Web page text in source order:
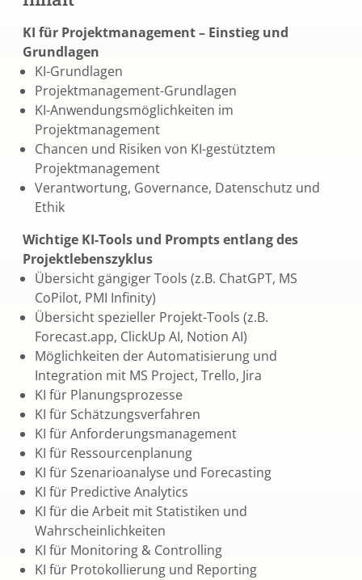
KI für Projektmanagement – Einstieg und
Grundlagen
KI-Grundlagen
Projektmanagement-Grundlagen
KI-Anwendungsmöglichkeiten im
Projektmanagement
Chancen und Risiken von KI-gestütztem
Projektmanagement
Verantwortung, Governance, Datenschutz und
Ethik
Wichtige KI-Tools und Prompts entlang des
Projektlebenszyklus
Übersicht gängiger Tools (z.B. ChatGPT, MS
CoPilot, PMI Infinity)
Übersicht spezieller Projekt-Tools (z.B.
Forecast.app, ClickUp AI, Notion AI)
Möglichkeiten der Automatisierung und
Integration mit MS Project, Trello, Jira
KI für Planungsprozesse
KI für Schätzungsverfahren
KI für Anforderungsmanagement
KI für Ressourcenplanung
KI für Szenarioanalyse und Forecasting
KI für Predictive Analytics
KI für die Arbeit mit Statistiken und
Wahrscheinlichkeiten
KI für Monitoring & Controlling
KI für Protokollierung und Reporting